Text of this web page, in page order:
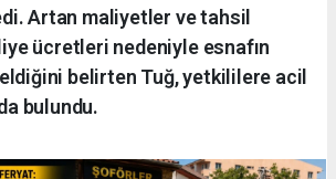
Artan maliyetler ve tahsil
ücretleri nedeniyle esnafın
belirten Tuğ, yetkililere acil
bulundu.